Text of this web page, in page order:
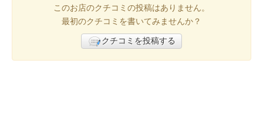
このお店のクチコミの投稿はありません。
最初のクチコミを書いてみませんか？
クチコミを投稿する